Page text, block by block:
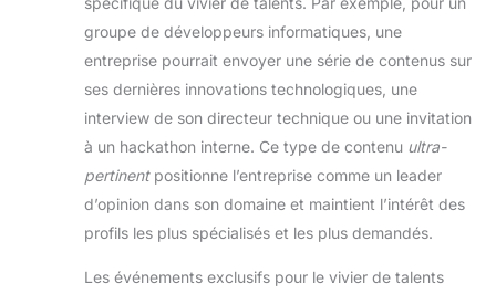
groupe de développeurs informatiques, une
entreprise pourrait envoyer une série de contenus sur
ses dernières innovations technologiques, une
interview de son directeur technique ou une invitation
à un hackathon interne. Ce type de contenu ultra-
pertinentpositionne l’entreprise comme un leader
d’opinion dans son domaine et maintient l’intérêt des
profils les plus spécialisés et les plus demandés.
Les événements exclusifs pour le vivier de talents